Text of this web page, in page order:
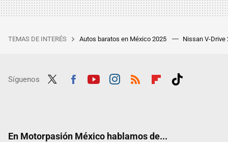
TEMAS DE INTERÉS Autos baratos en México 2025 Nissan V-Drive
Síguenos
En Motorpasión México hablamos de...